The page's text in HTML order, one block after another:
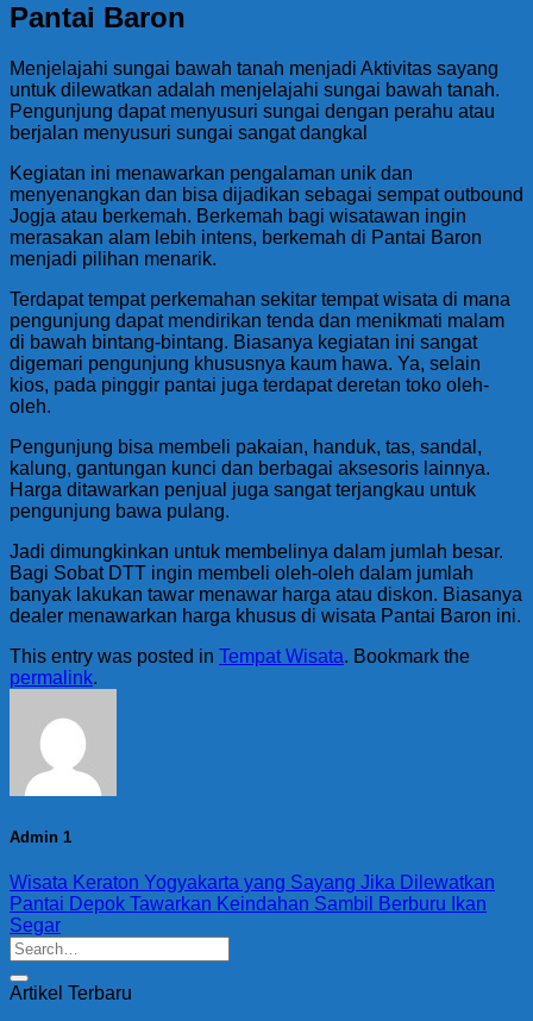
Pantai Baron
Menjelajahi sungai bawah tanah menjadi Aktivitas sayang
untuk dilewatkan adalah menjelajahi sungai bawah tanah.
Pengunjung dapat menyusuri sungai dengan perahu atau
berjalan menyusuri sungai sangat dangkal
Kegiatan ini menawarkan pengalaman unik dan
menyenangkan dan bisa dijadikan sebagai sempat outbound
Jogja atau berkemah. Berkemah bagi wisatawan ingin
merasakan alam lebih intens, berkemah di Pantai Baron
menjadi pilihan menarik.
Terdapat tempat perkemahan sekitar tempat wisata di mana
pengunjung dapat mendirikan tenda dan menikmati malam
di bawah bintang-bintang. Biasanya kegiatan ini sangat
digemari pengunjung khususnya kaum hawa. Ya, selain
kios, pada pinggir pantai juga terdapat deretan toko oleh-
oleh.
Pengunjung bisa membeli pakaian, handuk, tas, sandal,
kalung, gantungan kunci dan berbagai aksesoris lainnya.
Harga ditawarkan penjual juga sangat terjangkau untuk
pengunjung bawa pulang.
Jadi dimungkinkan untuk membelinya dalam jumlah besar.
Bagi Sobat DTT ingin membeli oleh-oleh dalam jumlah
banyak lakukan tawar menawar harga atau diskon. Biasanya
dealer menawarkan harga khusus di wisata Pantai Baron ini.
This entry was posted in Tempat Wisata. Bookmark the
permalink.
Admin 1
Wisata Keraton Yogyakarta yang Sayang Jika Dilewatkan
Pantai Depok Tawarkan Keindahan Sambil Berburu Ikan
Segar
Artikel Terbaru